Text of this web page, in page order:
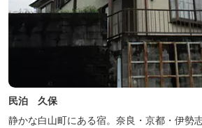
民泊 久保
静かな白山町にある宿。奈良・京都・伊勢